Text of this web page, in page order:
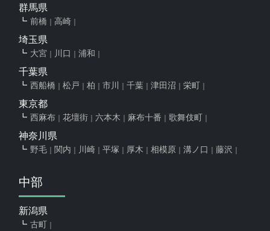
群馬県
前橋 高崎
埼玉県
大宮 川口 浦和
千葉県
西船橋 松戸 柏 市川 千葉 津田沼 栄町
東京都
西麻布 花壇街 六本木 麻布十番 歌舞伎町
神奈川県
野毛 関内 川崎 平塚 厚木 相模原 溝ノ口 藤沢
中部
新潟県
古町